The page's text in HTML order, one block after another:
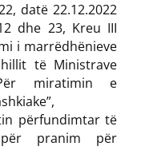
datë 22.12.2022
dhe 23, Kreu III
i marrëdhënieve
të Ministrave
miratimin e
përfundimtar të
pranim për